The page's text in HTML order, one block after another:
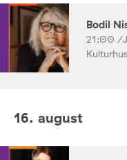
Bodil
21:00 /
16. august